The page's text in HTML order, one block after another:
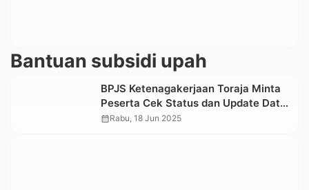
Bantuan subsidi upah
BPJS Ketenagakerjaan Toraja Minta
Peserta Cek Status dan Update Data
Rekening Untuk Pencairan BSU
calendar_monthRabu, 18 Jun 2025